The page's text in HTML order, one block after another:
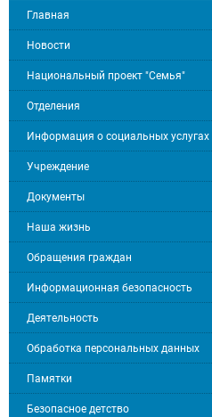
Главная
Новости
Национальный проект "Семья"
Отделения
Информация о социальных услугах
Учреждение
Документы
Наша жизнь
Обращения граждан
Информационная безопасность
Деятельность
Обработка персональных данных
Памятки
Безопасное детство